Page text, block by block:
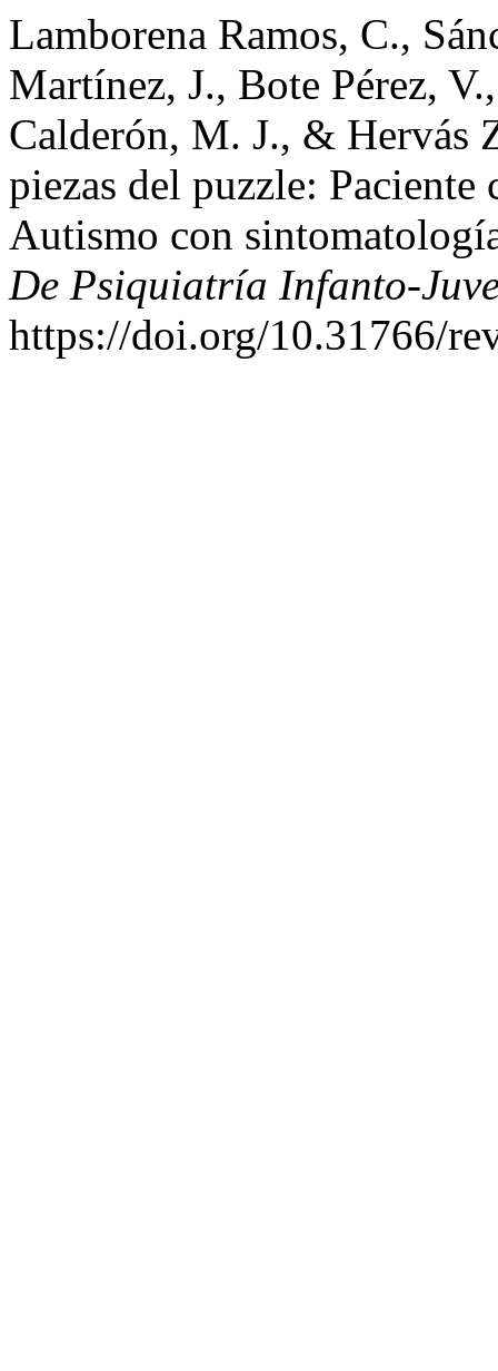
Lamborena Ramos, C.,
Martínez, J., Bote Pérez,
Calderón, M. J., & Hervás
piezas del puzzle:
Autismo con
De Psiquiatría Infanto-
https://doi.org/10.31766/